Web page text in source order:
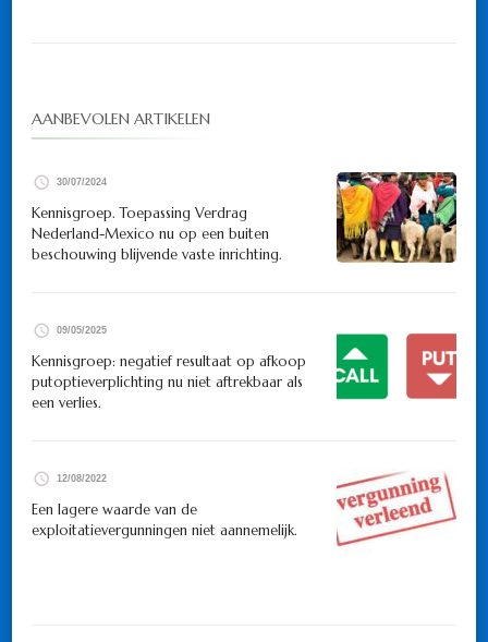
AANBEVOLEN ARTIKELEN
30/07/2024
Kennisgroep. Toepassing Verdrag
Nederland-Mexico nu op een buiten
beschouwing blijvende vaste inrichting.
09/05/2025
Kennisgroep: negatief resultaat op afkoop
putoptieverplichting nu niet aftrekbaar als
een verlies.
12/08/2022
Een lagere waarde van de
exploitatievergunningen niet aannemelijk.